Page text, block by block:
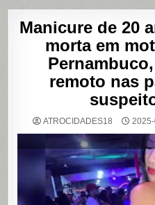
Manicure de 20
morta em
remoto nas
ATROCIDADES18